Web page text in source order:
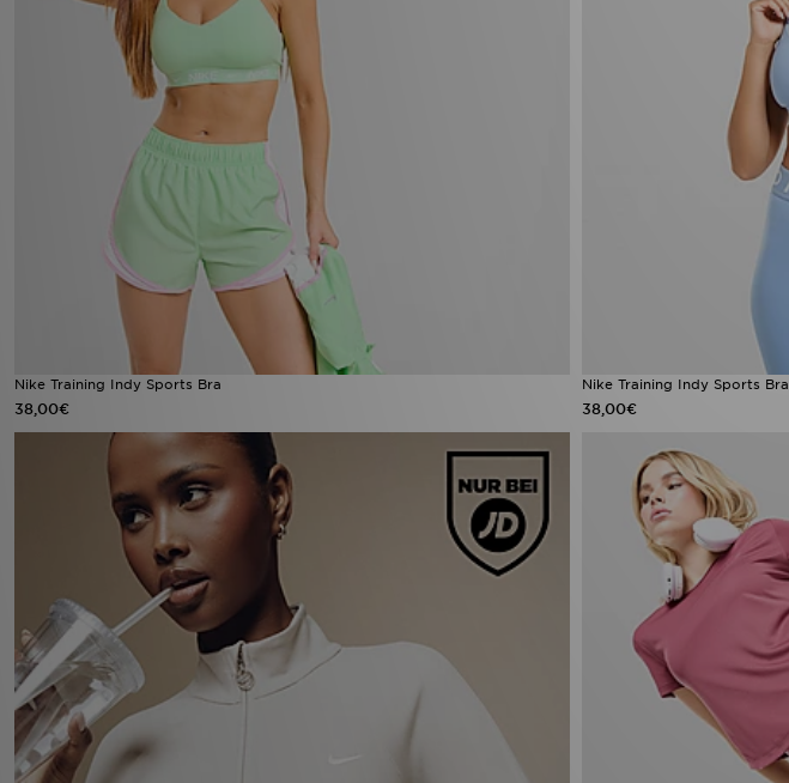
Nike Training Indy Sports Bra
38,00€
Nike Training Indy Sports Bra
38,00€